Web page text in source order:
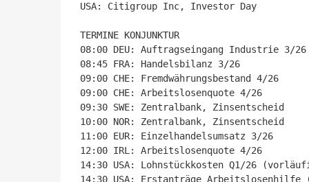
USA: Citigroup Inc, Investor Day
TERMINE KONJUNKTUR
08:00 DEU: Auftragseingang Industrie 3/26
08:45 FRA: Handelsbilanz 3/26
09:00 CHE: Fremdwährungsbestand 4/26
09:00 CHE: Arbeitslosenquote 4/26
09:30 SWE: Zentralbank, Zinsentscheid
10:00 NOR: Zentralbank, Zinsentscheid
11:00 EUR: Einzelhandelsumsatz 3/26
12:00 IRL: Arbeitslosenquote 4/26
14:30 USA: Lohnstückkosten Q1/26
14:30 USA: Erstanträge Arbeitslosenhilfe